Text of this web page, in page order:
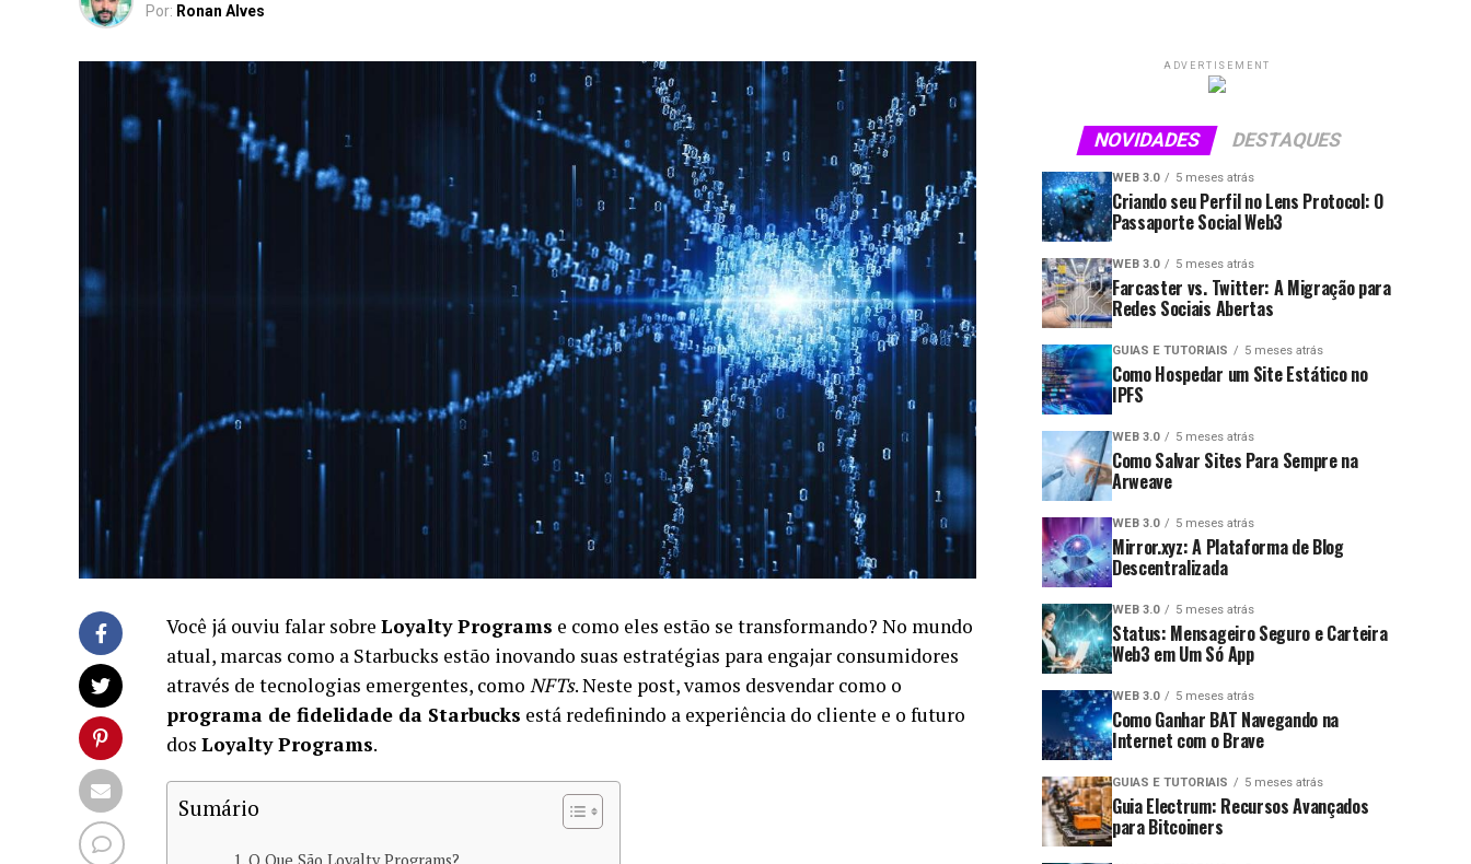
Por: Ronan Alves
Você já ouviu falar sobre Loyalty Programs e como eles estão se transformando? No mundo
atual, marcas como a Starbucks estão inovando suas estratégias para engajar consumidores
através de tecnologias emergentes, como NFTs. Neste post, vamos desvendar como o
programa de fidelidade da Starbucks está redefinindo a experiência do cliente e o futuro
dos Loyalty Programs.
Sumário
ADVERTISEMENT
NOVIDADES DESTAQUES
WEB 3.0 5 meses atrás
Criando seu Perfil no Lens Protocol: O
Passaporte Social Web3
WEB 3.0 5 meses atrás
Farcaster vs. Twitter: A Migração para
Redes Sociais Abertas
GUIAS E TUTORIAIS 5 meses atrás
Como Hospedar um Site Estático no
IPFS
WEB 3.0 5 meses atrás
Como Salvar Sites Para Sempre na
Arweave
WEB 3.0 5 meses atrás
Mirror.xyz: A Plataforma de Blog
Descentralizada
WEB 3.0 5 meses atrás
Status: Mensageiro Seguro e Carteira
Web3 em Um Só App
WEB 3.0 5 meses atrás
Como Ganhar BAT Navegando na
Internet com o Brave
GUIAS E TUTORIAIS 5 meses atrás
Guia Electrum: Recursos Avançados
para Bitcoiners